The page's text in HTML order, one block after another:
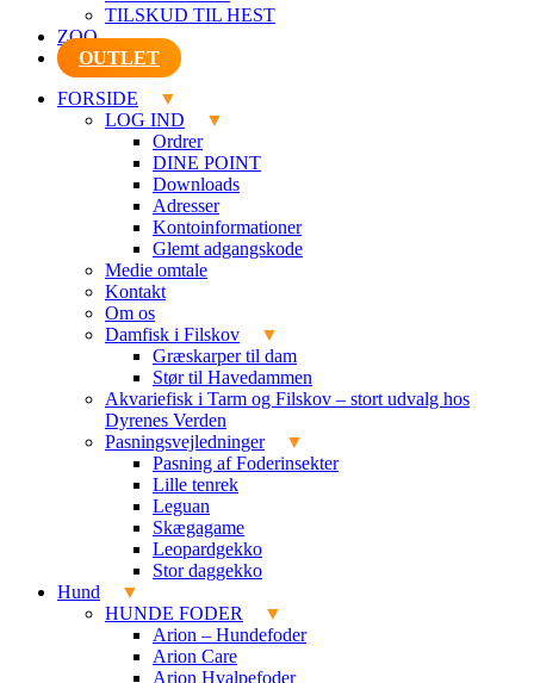
TILSKUD TIL HEST
ZOO
OUTLET
FORSIDE
LOG IND
Ordrer
DINE POINT
Downloads
Adresser
Kontoinformationer
Glemt adgangskode
Medie omtale
Kontakt
Om os
Damfisk i Filskov
Græskarper til dam
Stør til Havedammen
Akvariefisk i Tarm og Filskov – stort udvalg hos
Dyrenes Verden
Pasningsvejledninger
Pasning af Foderinsekter
Lille tenrek
Leguan
Skægagame
Leopardgekko
Stor daggekko
Hund
HUNDE FODER
Arion – Hundefoder
Arion Care
Arion Hvalpefoder